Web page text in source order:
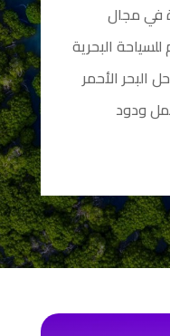
في مجال
البحرية
الأحمر
ودود